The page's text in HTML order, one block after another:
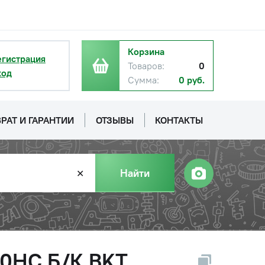
Корзина
Товаров:
0
Сумма:
0 руб.
И ГАРАНТИИ ОТЗЫВЫ КОНТАКТЫ
✕ Найти